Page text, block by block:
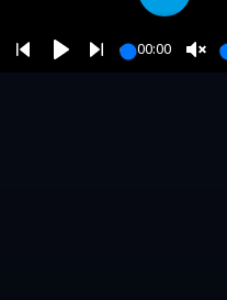
00:00
Play